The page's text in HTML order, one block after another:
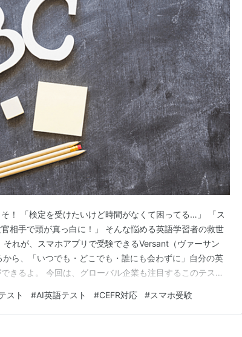
！ 「検定を受けたいけど時間がなくて困ってる…」 「ス
相手で頭が真っ白に！」 そんな悩める英語学習者の救世
れが、スマホアプリで受験できるVersant（ヴァーサン
から、「いつでも・どこでも・誰にも会わずに」自分の英
きるよ。 今回は、グローバル企業も注目するこのテスト
め？ 難易度・スコアの目安 スコアアップと習慣化 受験
較】Ve…
スト #AI英語テスト #CEFR対応 #スマホ受験